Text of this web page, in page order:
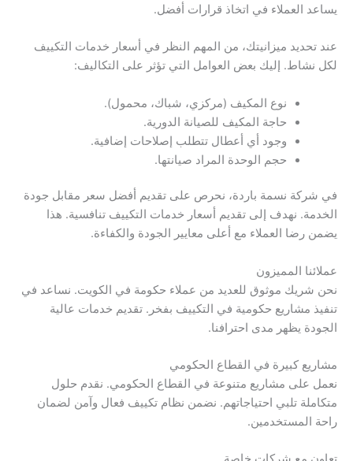
يساعد العملاء في اتخاذ قرارات أفضل.
عند تحديد ميزانيتك، من المهم النظر في أسعار خدمات التكييف
لكل نشاط. إليك بعض العوامل التي تؤثر على التكاليف:
نوع المكيف (مركزي، شباك، محمول).
حاجة المكيف للصيانة الدورية.
وجود أي أعطال تتطلب إصلاحات إضافية.
حجم الوحدة المراد صيانتها.
في شركة نسمة باردة، نحرص على تقديم أفضل سعر مقابل جودة
الخدمة. نهدف إلى تقديم أسعار خدمات التكييف تنافسية. هذا
يضمن رضا العملاء مع أعلى معايير الجودة والكفاءة.
عملائنا المميزون
نحن شريك موثوق للعديد من عملاء حكومة في الكويت. نساعد في
تنفيذ مشاريع حكومية في التكييف بفخر. تقديم خدمات عالية
الجودة يظهر مدى احترافنا.
مشاريع كبيرة في القطاع الحكومي
نعمل على مشاريع متنوعة في القطاع الحكومي. نقدم حلول
متكاملة تلبي احتياجاتهم. نضمن نظام تكييف فعال وآمن لضمان
راحة المستخدمين.